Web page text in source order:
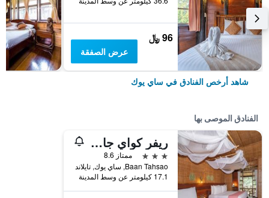
96 ﷼
عرض الصفقة
شاهد أرخص الفنادق في ساي يوك
الفنادق الموصى بها
ريفر كواي جانجل رافتس
3 نجوم
ممتاز 8.6
Baan Tahsao, ساي يوك, تايلاند
17.1 كيلومتر عن وسط المدينة